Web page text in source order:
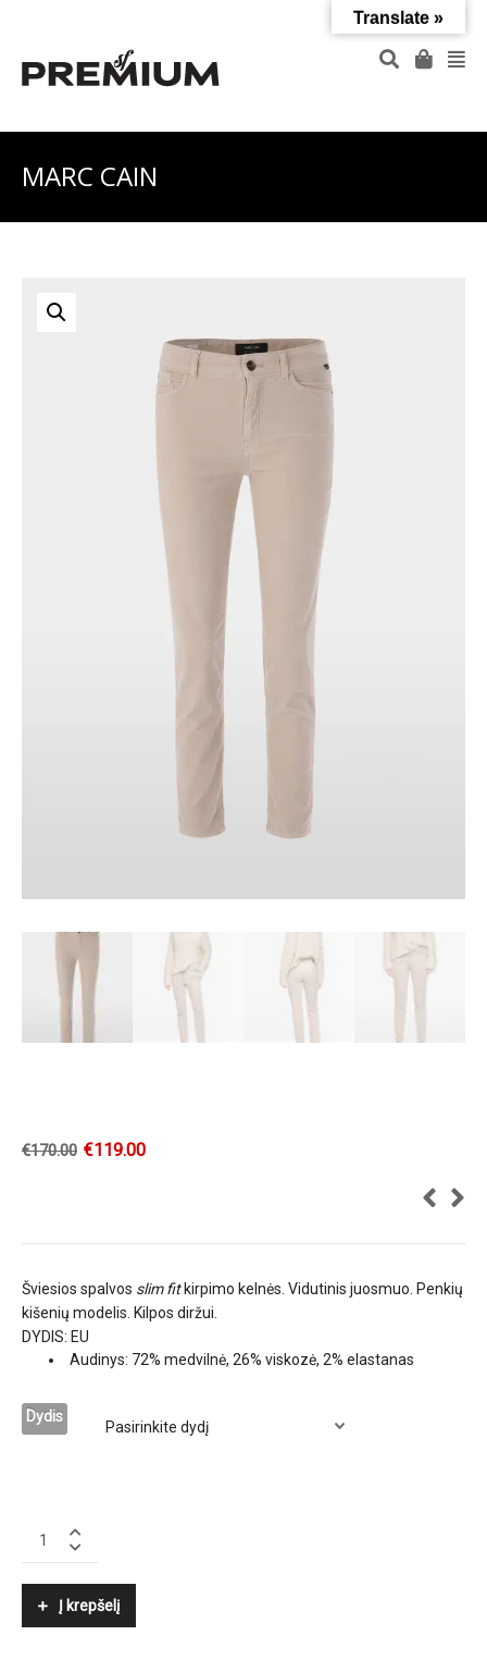
MARC CAIN
€170.00 €119.00
Šviesios spalvos slim fitkirpimo kelnės. Vidutinis juosmuo. Penkių
kišenių modelis. Kilpos diržui.
DYDIS: EU
Audinys: 72% medvilnė, 26% viskozė, 2% elastanas
Dydis
CAIN
Į krepšelį
Translate »